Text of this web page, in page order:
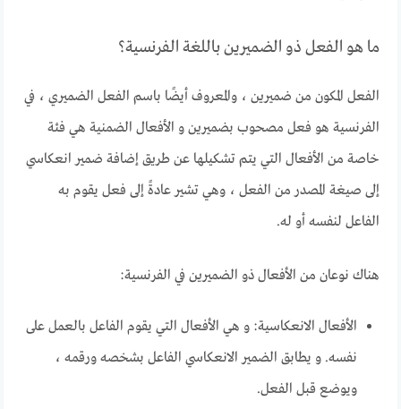
ما هو الفعل ذو الضميرين باللغة الفرنسية؟
الفعل المكون من ضميرين ، والمعروف أيضًا باسم الفعل الضميري ، في
الفرنسية هو فعل مصحوب بضميرين و الأفعال الضمنية هي فئة
خاصة من الأفعال التي يتم تشكيلها عن طريق إضافة ضمير انعكاسي
إلى صيغة المصدر من الفعل ، وهي تشير عادةً إلى فعل يقوم به
الفاعل لنفسه أو له.
هناك نوعان من الأفعال ذو الضميرين في الفرنسية:
الأفعال الانعكاسية: و هي الأفعال التي يقوم الفاعل بالعمل على
نفسه. و يطابق الضمير الانعكاسي الفاعل بشخصه ورقمه ،
ويوضع قبل الفعل.